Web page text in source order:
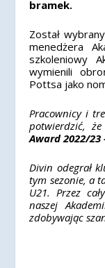
bramek.
Został
menedżera
szkoleniowy
wymienili
Pottsa jako
Pracownicy i
potwierdzić,
Award 2022/23
Divin odegrał
tym sezonie, a
U21. Przez
naszej
zdobywając